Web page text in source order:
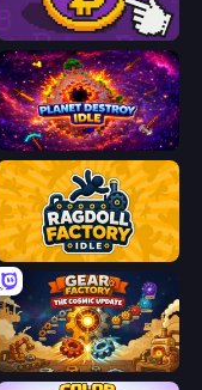
Money Maker
Planet Destroy Idle
Ragdoll Factory Idle
Gear Factory